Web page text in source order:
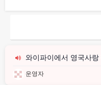
와이파이에서 영국사
운영자